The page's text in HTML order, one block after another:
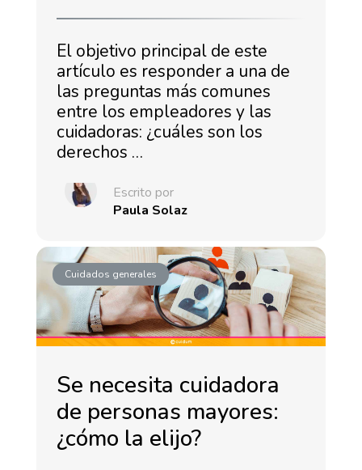
El objetivo principal de este
artículo es responder a una de
las preguntas más comunes
entre los empleadores y las
cuidadoras: ¿cuáles son los
derechos …
Escrito por
Paula Solaz
Cuidados generales
Se necesita cuidadora
de personas mayores:
¿cómo la elijo?